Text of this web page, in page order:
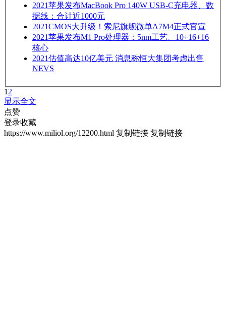
2021苹果发布MacBook Pro 140W USB-C充电器、数
据线：合计近1000元
2021CMOS大升级！索尼旗舰微单A7M4正式官宣
2021苹果发布M1 Pro处理器：5nm工艺、10+16+16
核心
2021估值高达10亿美元 消息称恒大集团考虑出售
NEVS
1 2
显示全文
点赞
登录收藏
https://www.miliol.org/12200.html 复制链接 复制链接